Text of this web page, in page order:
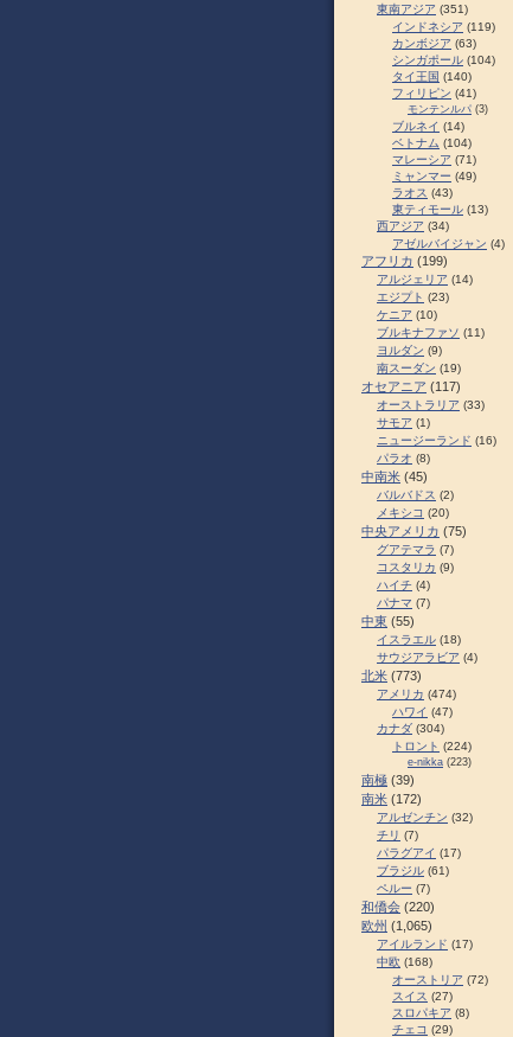
東南アジア (351)
インドネシア (119)
カンボジア (63)
シンガポール (104)
タイ王国 (140)
フィリピン (41)
モンテンルパ (3)
ブルネイ (14)
ベトナム (104)
マレーシア (71)
ミャンマー (49)
ラオス (43)
東ティモール (13)
西アジア (34)
アゼルバイジャン (4)
アフリカ (199)
アルジェリア (14)
エジプト (23)
ケニア (10)
ブルキナファソ (11)
ヨルダン (9)
南スーダン (19)
オセアニア (117)
オーストラリア (33)
サモア (1)
ニュージーランド (16)
パラオ (8)
中南米 (45)
バルバドス (2)
メキシコ (20)
中央アメリカ (75)
グアテマラ (7)
コスタリカ (9)
ハイチ (4)
パナマ (7)
中東 (55)
イスラエル (18)
サウジアラビア (4)
北米 (773)
アメリカ (474)
ハワイ (47)
カナダ (304)
トロント (224)
e-nikka (223)
南極 (39)
南米 (172)
アルゼンチン (32)
チリ (7)
パラグアイ (17)
ブラジル (61)
ペルー (7)
和僑会 (220)
欧州 (1,065)
アイルランド (17)
中欧 (168)
オーストリア (72)
スイス (27)
スロパキア (8)
チェコ (29)